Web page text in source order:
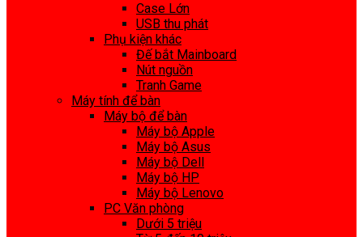
Case Lớn
USB thu phát
Phụ kiện khác
Đế bắt Mainboard
Nút nguồn
Tranh Game
Máy tính để bàn
Máy bộ để bàn
Máy bộ Apple
Máy bộ Asus
Máy bộ Dell
Máy bộ HP
Máy bộ Lenovo
PC Văn phòng
Dưới 5 triệu